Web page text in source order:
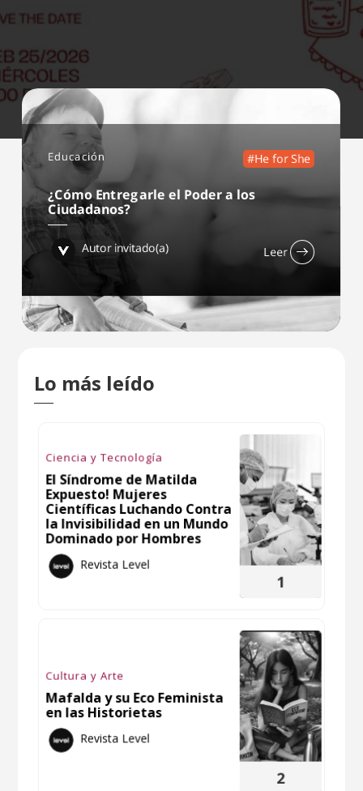
Educación #He for She
¿Cómo Entregarle el Poder a los
Ciudadanos?
Autor invitado(a) Leer
Lo más leído
Ciencia y Tecnología
El Síndrome de Matilda
Expuesto! Mujeres
Científicas Luchando Contra
la Invisibilidad en un Mundo
Dominado por Hombres
Revista Level
1
Cultura y Arte
Mafalda y su Eco Feminista
en las Historietas
Revista Level
2